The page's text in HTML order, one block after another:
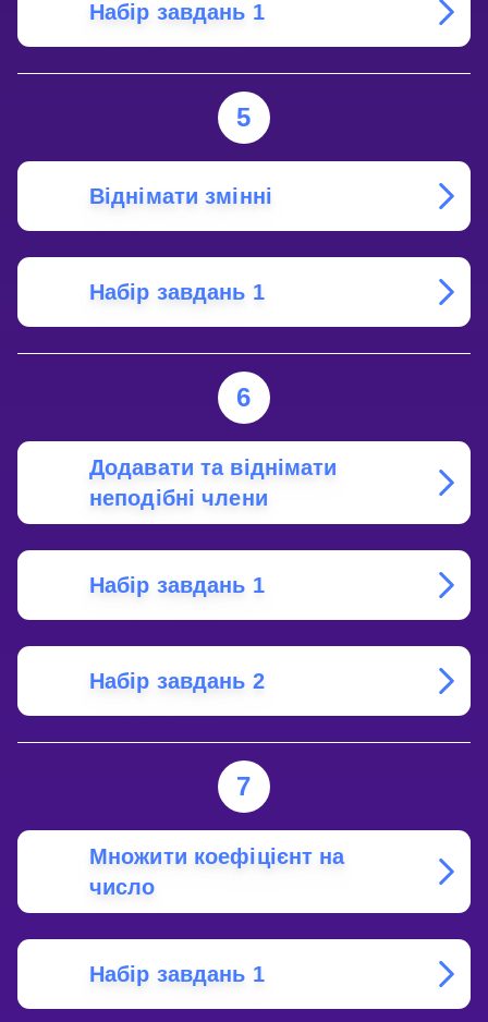
Набір завдань 1
5
Віднімати змінні
Набір завдань 1
6
Додавати та віднімати
неподібні члени
Набір завдань 1
Набір завдань 2
7
Множити коефіцієнт на
число
Набір завдань 1